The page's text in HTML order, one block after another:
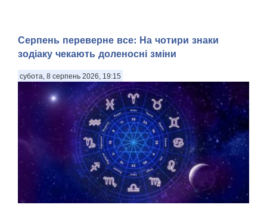
Серпень переверне все: На чотири знаки
зодіаку чекають доленосні зміни
субота, 8 серпень 2026, 19:15